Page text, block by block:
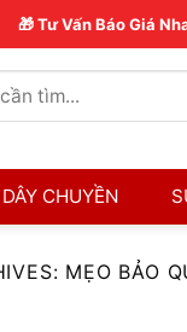
DÂY CHUYỀN
MẸO BẢO
🎁 Tư Vấn Báo Giá